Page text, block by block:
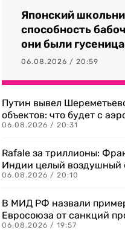
Японский
способность
они были
06.08.2026 / 20:59
Путин вывел
объектов: что будет с
06.08.2026 / 20:31
Rafale за триллионы:
Индии целый воздушный
06.08.2026 / 20:10
В МИД РФ назвали
Евросоюза от санкций
06.08.2026 / 19:57